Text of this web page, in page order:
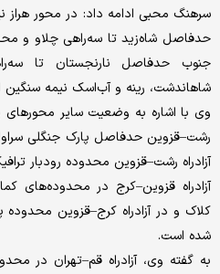
سرهنگ محبی ادامه داد: در محور هراز
حدفاصل شاه‌زید تا سه‌راهی چلاو و
جنوب حدفاصل نارنجستان تا
شاهاندشت، رینه و آب‌اسک نیمه
وی با اشاره به وضعیت سایر محورهای
رشت–قزوین حدفاصل پارک جنگلی
آزادراه رشت–قزوین محدوده رودبار
آزادراه قزوین–کرج در محدوده‌های
کلاک و در آزادراه کرج–قزوین
شده است.
به گفته وی، آزادراه قم–تهران در